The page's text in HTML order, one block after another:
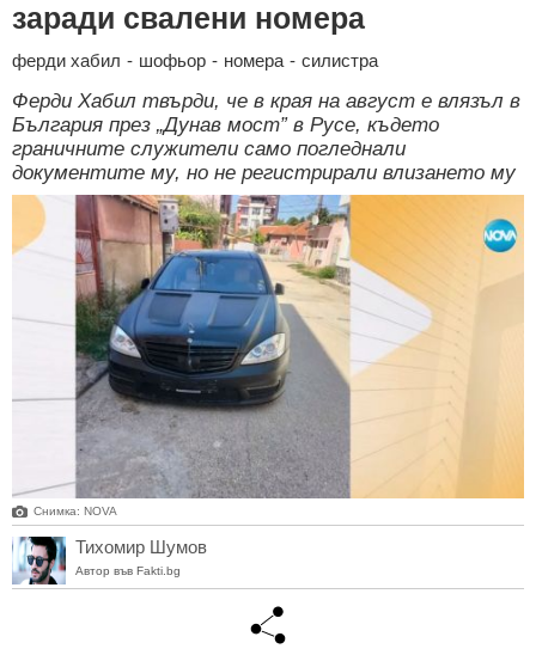
заради свалени номера
ферди хабил - шофьор - номера - силистра
Ферди Хабил твърди, че в края на август е влязъл в
България през „Дунав мост” в Русе, където
граничните служители само погледнали
документите му, но не регистрирали влизането му
Снимка: NOVA
Тихомир Шумов
Автор във Fakti.bg